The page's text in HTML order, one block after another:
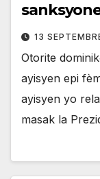
13
Otorite
ayisyen epi
ayisyen yo
masak la